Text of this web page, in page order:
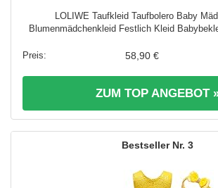
LOLIWE Taufkleid Taufbolero Baby
Blumenmädchenkleid Festlich Kleid
58,90 €
ZUM TOP ANGEBOT
3